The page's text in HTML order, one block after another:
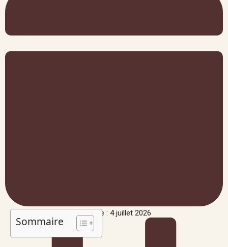
Publié le : 4 juillet 2026
Sommaire